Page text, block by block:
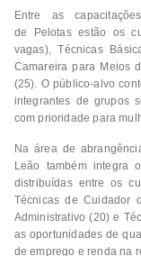
Entre as
de Pelotas estão os
vagas), Técnicas
Camareira para Meios
(25). O público-alvo
integrantes de grupos
com prioridade para
Na área de
Leão também integra
distribuídas entre os
Técnicas de Cuidador
Administrativo (20) e
as oportunidades de
de emprego e renda na